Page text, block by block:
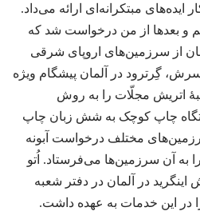
ایده‌های مبتکرانه‌ای ارائه می‌داد.‏
و بعدها از من درخواست شد که
از سرزمین‌های اروپای شرقی
گِرترود در آلمان پیشگام ویژه
از سال ۱۹۷۸،‏ شعبهٔ اتریش مجلّات را به روش
چاپ کوچک به شش زبان چاپ
مختلف درخواست آبونه
به آن سرزمین‌ها می‌فرستاد.‏ اُتو
در آلمان در دفتر شعبه
این خدمات به عهده داشت.‏